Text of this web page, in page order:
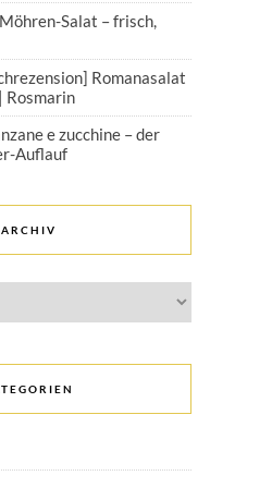
Salat – frisch,
Romanasalat
Rosmarin
e zucchine – der
Auflauf
ARCHIV